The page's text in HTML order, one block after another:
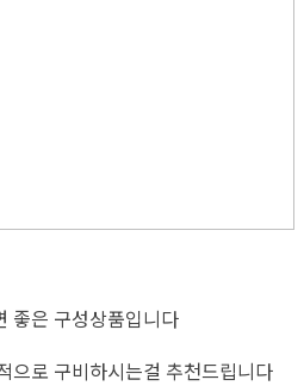
좋은 구성상품입니다
으로 구비하시는걸 추천드립니다